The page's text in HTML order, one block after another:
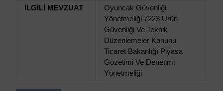
İLGİLİ MEVZUAT
Oyuncak Güvenliği
Yönetmeliği 7223 Ürün
Güvenliği Ve Teknik
Düzenlemeler Kanunu
Ticaret Bakanlığı Piyasa
Gözetimi Ve Denetimi
Yönetmeliği